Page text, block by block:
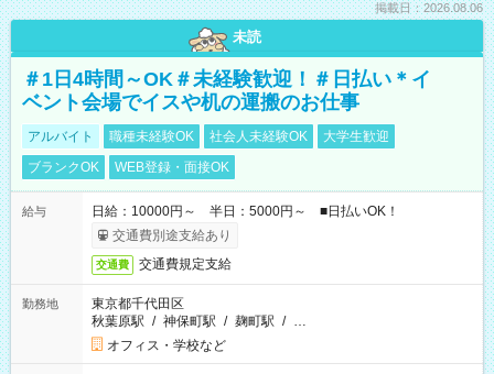
掲載日：2026.08.06
未読
＃1日4時間～OK＃未経験歓迎！＃日払い＊イ
ベント会場でイスや机の運搬のお仕事
アルバイト 職種未経験OK 社会人未経験OK
大学生歓迎
ブランクOK
WEB登録・面接OK
給与
日給：10000円～ 半日：5000円～ ■日払いOK！
交通費別途支給あり
交通費 交通費規定支給
勤務地
東京都千代田区
秋葉原駅 / 神保町駅 / 麹町駅 / …
オフィス・学校など